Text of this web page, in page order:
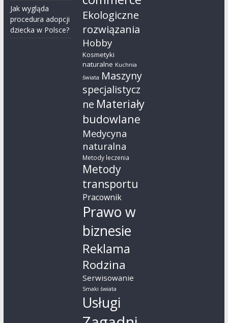
Jak wygląda
procedura adopcji
dziecka w Polsce?
Ekologiczne
rozwiązania
Hobby
Kosmetyki
naturalne Kuchnia
świata Maszyny
specjalistycz
ne Materiały
budowlane
Medycyna
naturalna
Metody leczenia
Metody
transportu
Pracownik
Prawo w
biznesie
Reklama
Rodzina
Serwisowanie
Smaki świata
Usługi